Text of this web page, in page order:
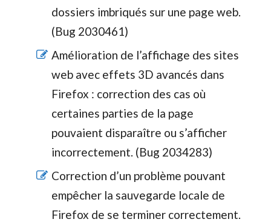
dossiers imbriqués sur une page web.
(Bug 2030461)
Amélioration de l’affichage des sites
web avec effets 3D avancés dans
Firefox : correction des cas où
certaines parties de la page
pouvaient disparaître ou s’afficher
incorrectement. (Bug 2034283)
Correction d’un problème pouvant
empêcher la sauvegarde locale de
Firefox de se terminer correctement.